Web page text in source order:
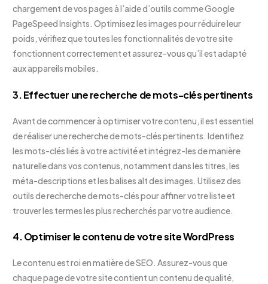
chargement de vos pages à l’aide d’outils comme Google
PageSpeed Insights. Optimisez les images pour réduire leur
poids, vérifiez que toutes les fonctionnalités de votre site
fonctionnent correctement et assurez-vous qu’il est adapté
aux appareils mobiles.
3. Effectuer une recherche de mots-clés pertinents
Avant de commencer à optimiser votre contenu, il est essentiel
de réaliser une recherche de mots-clés pertinents. Identifiez
les mots-clés liés à votre activité et intégrez-les de manière
naturelle dans vos contenus, notamment dans les titres, les
méta-descriptions et les balises alt des images. Utilisez des
outils de recherche de mots-clés pour affiner votre liste et
trouver les termes les plus recherchés par votre audience.
4. Optimiser le contenu de votre site WordPress
Le contenu est roi en matière de SEO. Assurez-vous que
chaque page de votre site contient un contenu de qualité,